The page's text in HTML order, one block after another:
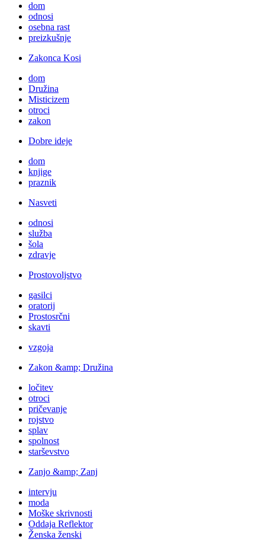
dom
odnosi
osebna rast
preizkušnje
Zakonca Kosi
dom
Družina
Misticizem
otroci
zakon
Dobre ideje
dom
knjige
praznik
Nasveti
odnosi
služba
šola
zdravje
Prostovoljstvo
gasilci
oratorij
Prostosrčni
skavti
vzgoja
Zakon &amp; Družina
ločitev
otroci
pričevanje
rojstvo
splav
spolnost
starševstvo
Zanjo &amp; Zanj
intervju
moda
Moške skrivnosti
Oddaja Reflektor
Ženska ženski